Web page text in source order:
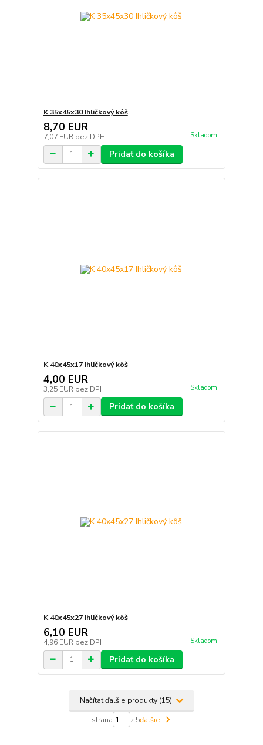
K 35x45x30 Ihličkový kôš
8,70 EUR
7,07 EUR bez DPH Skladom
Pridať do košíka
K 40x45x17 Ihličkový kôš
4,00 EUR
3,25 EUR bez DPH Skladom
Pridať do košíka
K 40x45x27 Ihličkový kôš
6,10 EUR
4,96 EUR bez DPH Skladom
Pridať do košíka
Načítať ďalšie produkty (15)
strana z 5ďalšie